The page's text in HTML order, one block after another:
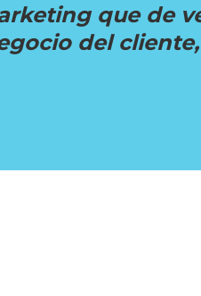
que de
del